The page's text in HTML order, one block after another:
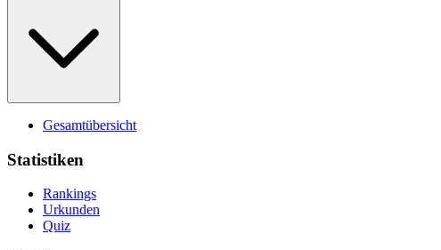
Gesamtübersicht
Statistiken
Rankings
Urkunden
Quiz